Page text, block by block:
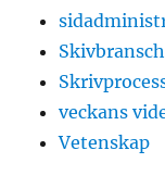
veckans
Vetenskap